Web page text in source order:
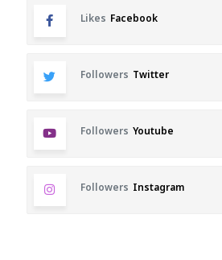
Likes Facebook
Followers Twitter
Followers Youtube
Followers Instagram